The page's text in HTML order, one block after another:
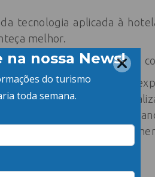
tecnologia aplicada à
melhor.
Deveria aproximar”,
seus dados pessoais
Quando um pedido
existe cuidado.
mais atenção no
apenas no processo.